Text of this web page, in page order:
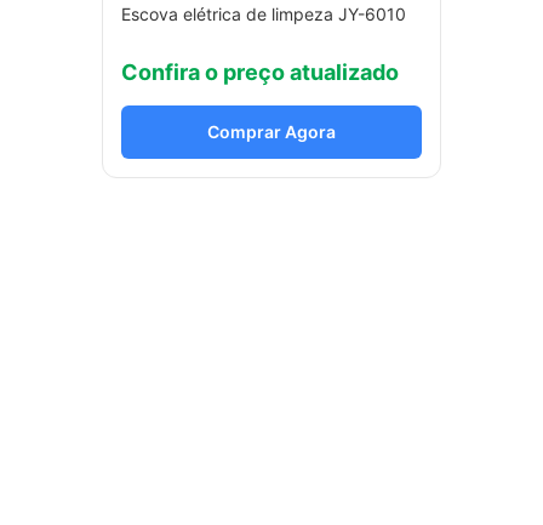
Escova elétrica de limpeza JY-6010
Confira o preço atualizado
Comprar Agora